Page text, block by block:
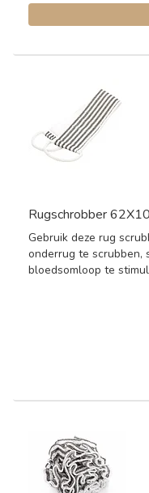
Rugschrobber
Gebruik deze rug
onderrug te scrubben,
bloedsomloop te